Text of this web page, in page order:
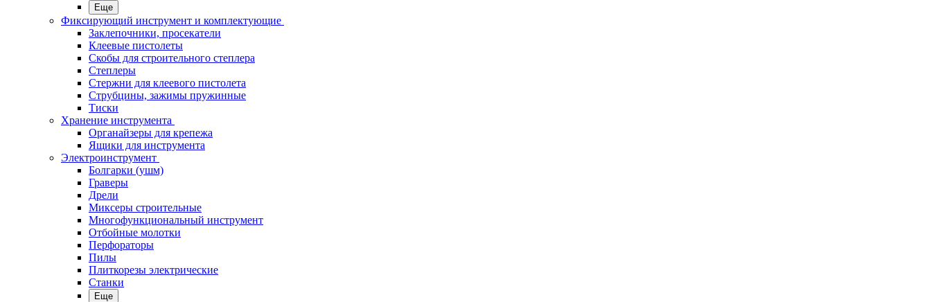
Еще
Фиксирующий инструмент и комплектующие
Заклепочники, просекатели
Клеевые пистолеты
Скобы для строительного степлера
Степлеры
Стержни для клеевого пистолета
Струбцины, зажимы пружинные
Тиски
Хранение инструмента
Органайзеры для крепежа
Ящики для инструмента
Электроинструмент
Болгарки (ушм)
Граверы
Дрели
Миксеры строительные
Многофункциональный инструмент
Отбойные молотки
Перфораторы
Пилы
Плиткорезы электрические
Станки
Еще